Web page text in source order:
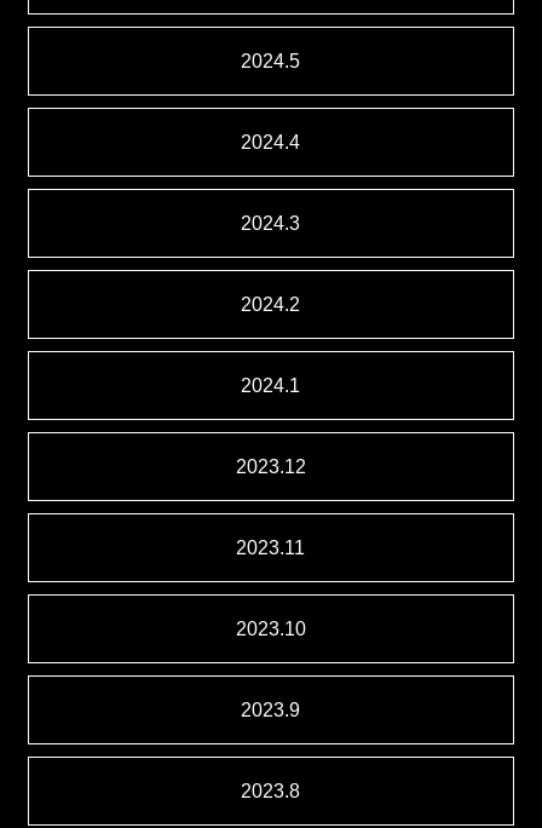
2024.5
2024.4
2024.3
2024.2
2024.1
2023.12
2023.11
2023.10
2023.9
2023.8